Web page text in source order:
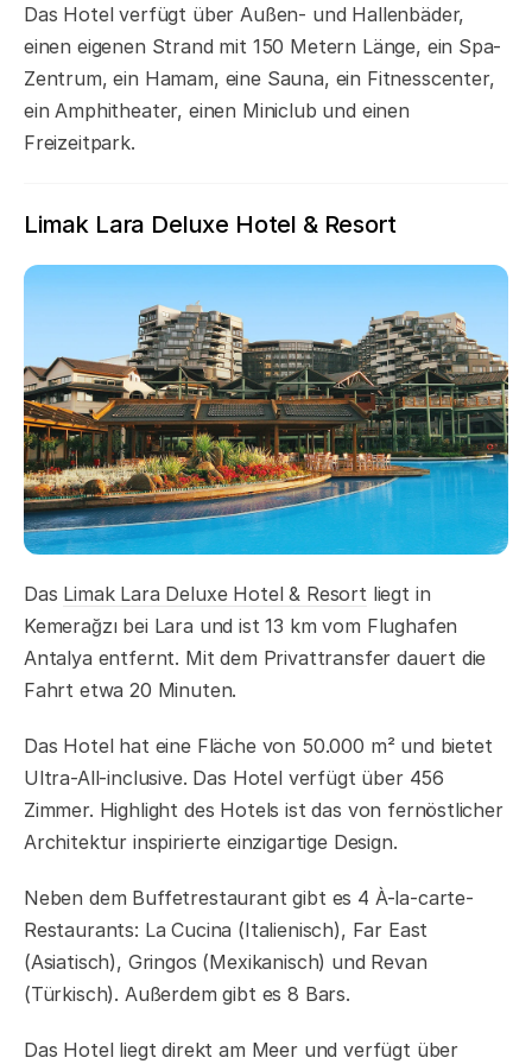
Das Hotel verfügt über Außen- und Hallenbäder,
einen eigenen Strand mit 150 Metern Länge, ein Spa-
Zentrum, ein Hamam, eine Sauna, ein Fitnesscenter,
ein Amphitheater, einen Miniclub und einen
Freizeitpark.
Limak Lara Deluxe Hotel & Resort
Das Limak Lara Deluxe Hotel & Resortliegt in
Kemerağzı bei Lara und ist 13 km vom Flughafen
Antalya entfernt. Mit dem Privattransfer dauert die
Fahrt etwa 20 Minuten.
Das Hotel hat eine Fläche von 50.000 m² und bietet
Ultra-All-inclusive. Das Hotel verfügt über 456
Zimmer. Highlight des Hotels ist das von fernöstlicher
Architektur inspirierte einzigartige Design.
Neben dem Buffetrestaurant gibt es 4 À-la-carte-
Restaurants: La Cucina (Italienisch), Far East
(Asiatisch), Gringos (Mexikanisch) und Revan
(Türkisch). Außerdem gibt es 8 Bars.
Das Hotel liegt direkt am Meer und verfügt über